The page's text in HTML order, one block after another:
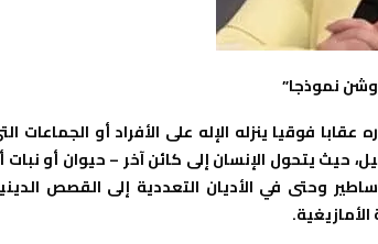
نموذجا”
فوقيا ينزله الإله على الأفراد أو الجماعات
حيث يتحول الإنسان إلى كائن آخر – حيوان أو نبات
وحتى في الأديان التعددية إلى القصص